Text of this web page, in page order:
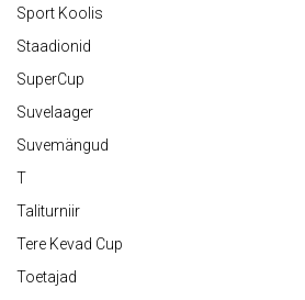
Sport Koolis
Staadionid
SuperCup
Suvelaager
Suvemängud
T
Taliturniir
Tere Kevad Cup
Toetajad